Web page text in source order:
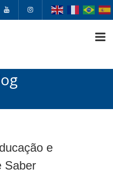
e
Saber